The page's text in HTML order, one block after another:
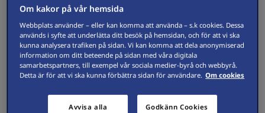
Om kakor på vår hemsida
Webbplats använder – eller kan komma att använda – s.k cookies. Dessa
används i syfte att underlätta ditt besök på hemsidan, och för att vi ska
kunna analysera trafiken på sidan. Vi kan komma att dela anonymiserad
information om ditt beteende på sidan med våra digitala
samarbetspartners, till exempel vår sociala medier-byrå och webbyrå.
Detta är för att vi ska kunna förbättra sidan för användare. Om cookies
Avvisa alla Godkänn Cookies